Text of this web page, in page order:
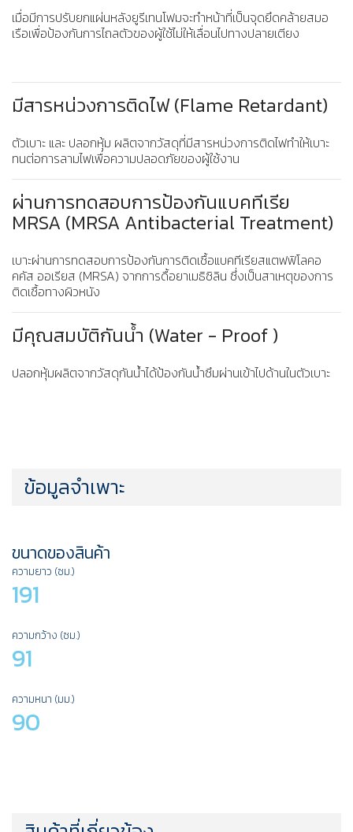
เมื่อมีการปรับยกแผ่นหลังยูรีเทนโฟมจะทำหน้าที่เป็นจุดยึดคล้ายสมอ
เรือเพื่อป้องกันการไถลตัวของผู้ใช้ไม่ให้เลื่อนไปทางปลายเตียง
มีสารหน่วงการติดไฟ (Flame Retardant)
ตัวเบาะ และ ปลอกหุ้ม ผลิตจากวัสดุที่มีสารหน่วงการติดไฟทำให้เบาะ
ทนต่อการลามไฟเพื่อความปลอดภัยของผู้ใช้งาน
ผ่านการทดสอบการป้องกันแบคทีเรีย
MRSA (MRSA Antibacterial Treatment)
เบาะผ่านการทดสอบการป้องกันการติดเชื้อแบคทีเรียสแตฟฟิโลคอ
คคัส ออเรียส (MRSA) จากการดื้อยาเมธิซิลิน ซึ่งเป็นสาเหตุของการ
ติดเชื้อทางผิวหนัง
มีคุณสมบัติกันน้ำ (Water - Proof )
ปลอกหุ้มผลิตจากวัสดุกันน้ำได้ป้องกันน้ำซึมผ่านเข้าไปด้านในตัวเบาะ
ข้อมูลจำเพาะ
ขนาดของสินค้า
ความยาว (ซม.)
191
ความกว้าง (ซม.)
91
ความหนา (มม.)
90